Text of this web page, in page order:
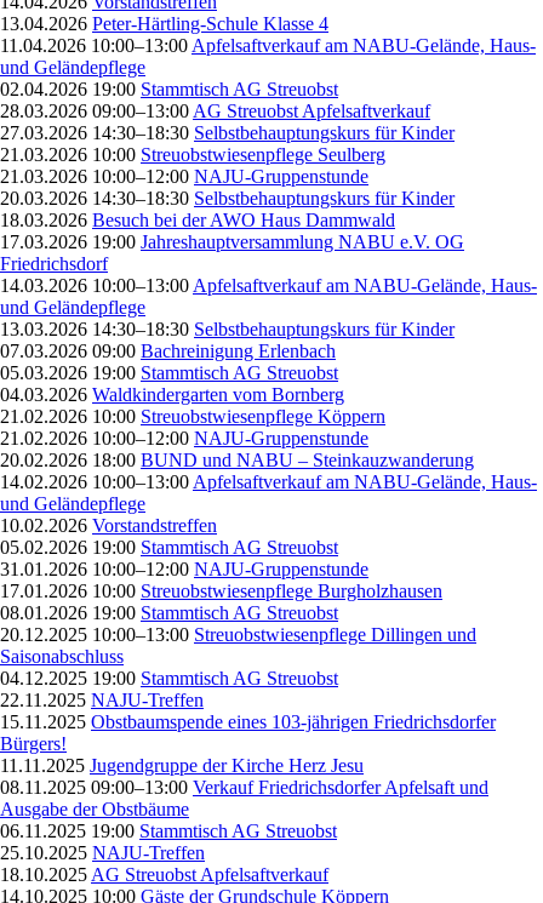
13.04.2026 Peter-Härtling-Schule Klasse 4
11.04.2026 10:00–13:00 Apfelsaftverkauf am NABU-Gelände, Haus-
und Geländepflege
02.04.2026 19:00 Stammtisch AG Streuobst
28.03.2026 09:00–13:00 AG Streuobst Apfelsaftverkauf
27.03.2026 14:30–18:30 Selbstbehauptungskurs für Kinder
21.03.2026 10:00 Streuobstwiesenpflege Seulberg
21.03.2026 10:00–12:00 NAJU-Gruppenstunde
20.03.2026 14:30–18:30 Selbstbehauptungskurs für Kinder
18.03.2026 Besuch bei der AWO Haus Dammwald
17.03.2026 19:00 Jahreshauptversammlung NABU e.V. OG
Friedrichsdorf
14.03.2026 10:00–13:00 Apfelsaftverkauf am NABU-Gelände, Haus-
und Geländepflege
13.03.2026 14:30–18:30 Selbstbehauptungskurs für Kinder
07.03.2026 09:00 Bachreinigung Erlenbach
05.03.2026 19:00 Stammtisch AG Streuobst
04.03.2026 Waldkindergarten vom Bornberg
21.02.2026 10:00 Streuobstwiesenpflege Köppern
21.02.2026 10:00–12:00 NAJU-Gruppenstunde
20.02.2026 18:00 BUND und NABU – Steinkauzwanderung
14.02.2026 10:00–13:00 Apfelsaftverkauf am NABU-Gelände, Haus-
und Geländepflege
10.02.2026 Vorstandstreffen
05.02.2026 19:00 Stammtisch AG Streuobst
31.01.2026 10:00–12:00 NAJU-Gruppenstunde
17.01.2026 10:00 Streuobstwiesenpflege Burgholzhausen
08.01.2026 19:00 Stammtisch AG Streuobst
20.12.2025 10:00–13:00 Streuobstwiesenpflege Dillingen und
Saisonabschluss
04.12.2025 19:00 Stammtisch AG Streuobst
22.11.2025 NAJU-Treffen
15.11.2025 Obstbaumspende eines 103-jährigen Friedrichsdorfer
Bürgers!
11.11.2025 Jugendgruppe der Kirche Herz Jesu
08.11.2025 09:00–13:00 Verkauf Friedrichsdorfer Apfelsaft und
Ausgabe der Obstbäume
06.11.2025 19:00 Stammtisch AG Streuobst
25.10.2025 NAJU-Treffen
18.10.2025 AG Streuobst Apfelsaftverkauf
14.10.2025 10:00 Gäste der Grundschule Köppern